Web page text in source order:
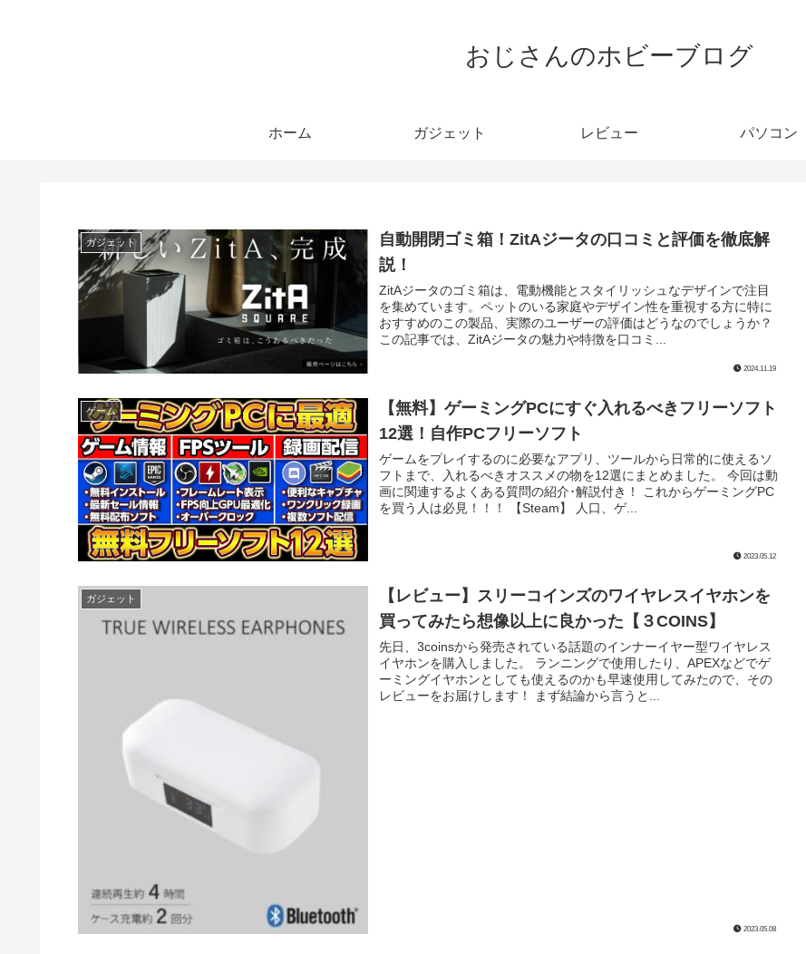
おじさんのホビーブログ
ホーム ガジェット レビュー パソコン
ガジェット
自動開閉ゴミ箱！ZitAジータの口コミと評価を徹底解
説！
ZitAジータのゴミ箱は、電動機能とスタイリッシュなデザインで注目
を集めています。ペットのいる家庭やデザイン性を重視する方に特に
おすすめのこの製品、実際のユーザーの評価はどうなのでしょうか？
この記事では、ZitAジータの魅力や特徴を口コミ...
2024.11.19
ゲーム
【無料】ゲーミングPCにすぐ入れるべきフリーソフト
12選！自作PCフリーソフト
ゲームをプレイするのに必要なアプリ、ツールから日常的に使えるソ
フトまで、入れるべきオススメの物を12選にまとめました。 今回は動
画に関連するよくある質問の紹介･解説付き！ これからゲーミングPC
を買う人は必見！！！ 【Steam】 人口、ゲ...
2023.05.12
ガジェット
【レビュー】スリーコインズのワイヤレスイヤホンを
買ってみたら想像以上に良かった【３COINS】
先日、3coinsから発売されている話題のインナーイヤー型ワイヤレス
イヤホンを購入しました。 ランニングで使用したり、APEXなどでゲ
ーミングイヤホンとしても使えるのかも早速使用してみたので、その
レビューをお届けします！ まず結論から言うと...
2023.05.08